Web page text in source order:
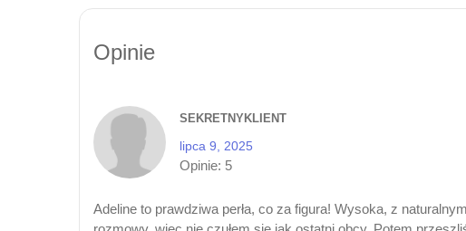
Opinie
SEKRETNYKLIENT
lipca 9, 2025
Opinie: 5
Adeline to prawdziwa perła, co za figura! Wysoka, z